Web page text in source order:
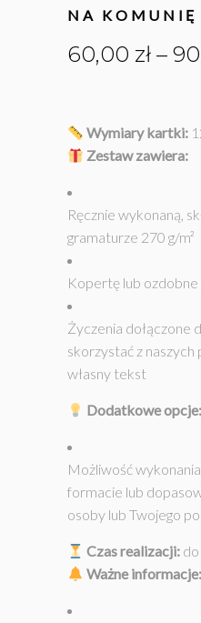
NA
60,00 zł –
Wymiary kartki:
Zestaw zawiera:
Ręcznie wykonaną,
gramaturze 270 g/m²
Kopertę lub
Życzenia dołączone
skorzystać z naszych
własny tekst
Dodatkowe opcje:
Możliwość
formacie lub
osoby lub Twojego
Czas realizacji:
Ważne informacje: